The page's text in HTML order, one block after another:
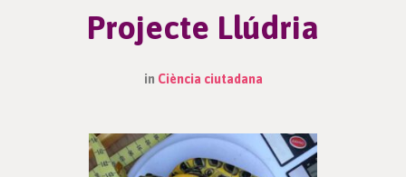
Projecte Llúdria
in Ciència ciutadana